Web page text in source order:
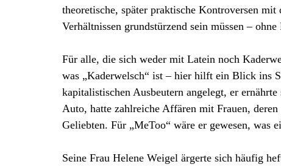
theoretische, später praktische Kontroversen
Verhältnissen grundstürzend sein müssen –
Für alle, die sich weder mit Latein noch
was „Kaderwelsch“ ist – hier hilft ein Blick ins
kapitalistischen Ausbeutern angelegt, er
Auto, hatte zahlreiche Affären mit Frauen,
Geliebten. Für „MeToo“ wäre er gewesen, was
Seine Frau Helene Weigel ärgerte sich häufig